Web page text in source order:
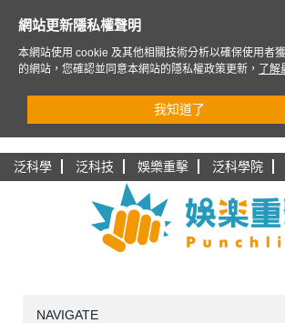
泛科學 泛科技 娛樂重擊 泛科學院
NAVIGATE
網站更新隱私權聲明
本網站使用 cookie 及其他相關技術分析以確保使用者
的網站，您確認並同意本網站的隱私權政策更新，
了
我知道了